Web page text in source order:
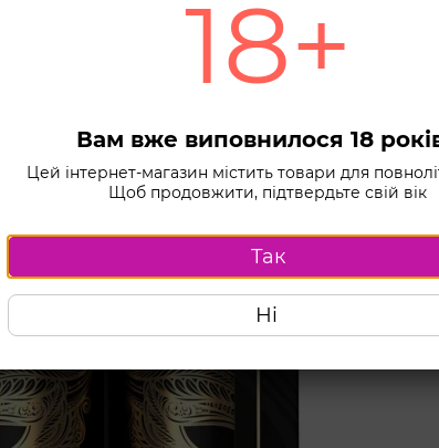
18+
Вам вже виповнилося 18
Цей інтернет-магазин містить товари для
Щоб продовжити, підтвердьте свій вік
Так
Ні